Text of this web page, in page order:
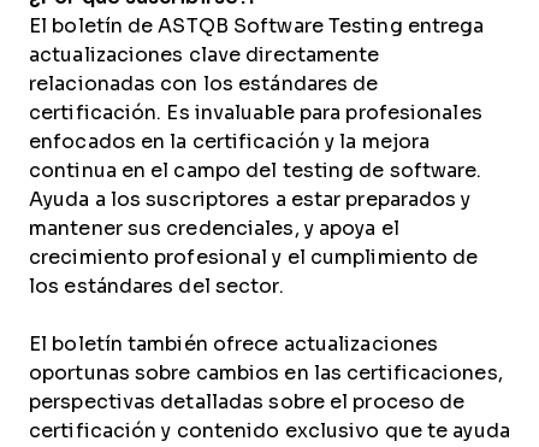
El boletín de ASTQB Software Testing entrega
actualizaciones clave directamente
relacionadas con los estándares de
certificación. Es invaluable para profesionales
enfocados en la certificación y la mejora
continua en el campo del testing de software.
Ayuda a los suscriptores a estar preparados y
mantener sus credenciales, y apoya el
crecimiento profesional y el cumplimiento de
los estándares del sector.
El boletín también ofrece actualizaciones
oportunas sobre cambios en las certificaciones,
perspectivas detalladas sobre el proceso de
certificación y contenido exclusivo que te ayuda